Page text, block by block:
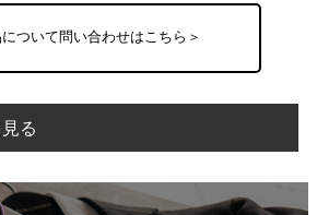
ついて問い合わせはこちら＞
る